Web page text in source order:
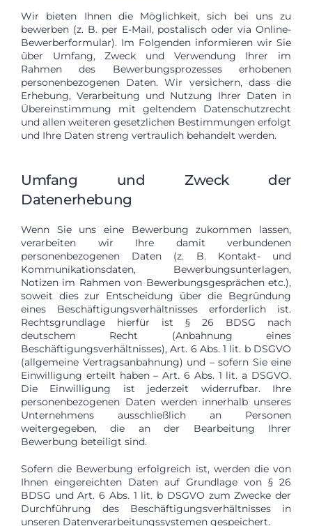
Wir bieten Ihnen die Möglichkeit, sich bei uns zu
bewerben (z. B. per E-Mail, postalisch oder via Online-
Bewerberformular). Im Folgenden informieren wir Sie
über Umfang, Zweck und Verwendung Ihrer im
Rahmen des Bewerbungsprozesses erhobenen
personenbezogenen Daten. Wir versichern, dass die
Erhebung, Verarbeitung und Nutzung Ihrer Daten in
Übereinstimmung mit geltendem Datenschutzrecht
und allen weiteren gesetzlichen Bestimmungen erfolgt
und Ihre Daten streng vertraulich behandelt werden.
Umfang und Zweck der
Datenerhebung
Wenn Sie uns eine Bewerbung zukommen lassen,
verarbeiten wir Ihre damit verbundenen
personenbezogenen Daten (z. B. Kontakt- und
Kommunikationsdaten, Bewerbungsunterlagen,
Notizen im Rahmen von Bewerbungsgesprächen etc.),
soweit dies zur Entscheidung über die Begründung
eines Beschäftigungsverhältnisses erforderlich ist.
Rechtsgrundlage hierfür ist § 26 BDSG nach
deutschem Recht (Anbahnung eines
Beschäftigungsverhältnisses), Art. 6 Abs. 1 lit. b DSGVO
(allgemeine Vertragsanbahnung) und – sofern Sie eine
Einwilligung erteilt haben – Art. 6 Abs. 1 lit. a DSGVO.
Die Einwilligung ist jederzeit widerrufbar. Ihre
personenbezogenen Daten werden innerhalb unseres
Unternehmens ausschließlich an Personen
weitergegeben, die an der Bearbeitung Ihrer
Bewerbung beteiligt sind.
Sofern die Bewerbung erfolgreich ist, werden die von
Ihnen eingereichten Daten auf Grundlage von § 26
BDSG und Art. 6 Abs. 1 lit. b DSGVO zum Zwecke der
Durchführung des Beschäftigungsverhältnisses in
unseren Datenverarbeitungssystemen gespeichert.